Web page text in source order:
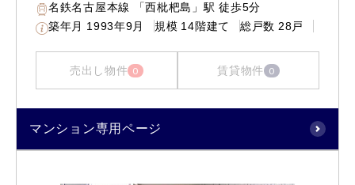
名鉄名古屋本線 「西枇杷島」駅 徒歩5分
築年月 1993年9月 規模 14階建て 総戸数 28戸
売出し物件 0 賃貸物件 0
マンション専用ページ